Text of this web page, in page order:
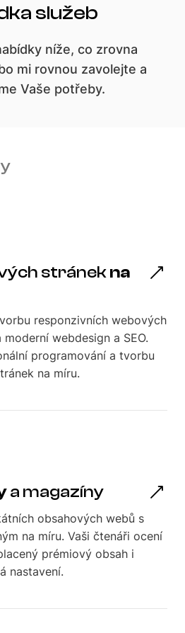
služeb
níže, co zrovna
mi rovnou zavolejte a
Vaše potřeby.
stránekna
responzivních webových
webdesign a SEO.
programování a tvorbu
na míru.
a magazíny
obsahových webů s
na míru. Vaši čtenáři ocení
prémiový obsah i
nastavení.